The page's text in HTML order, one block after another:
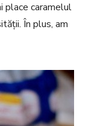
place caramelul
În plus, am